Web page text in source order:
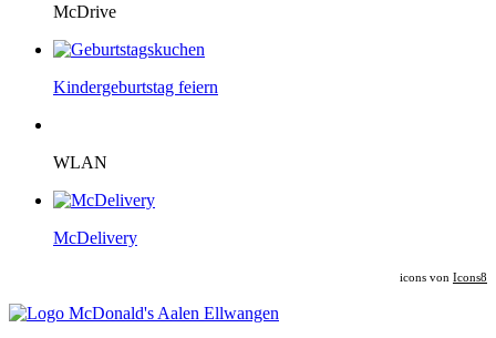
McDrive
Kindergeburtstag feiern
WLAN
McDelivery
icons von Icons8